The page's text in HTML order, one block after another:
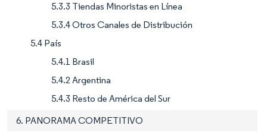
5.3.3 Tiendas Minoristas en Línea
5.3.4 Otros Canales de Distribución
5.4 País
5.4.1 Brasil
5.4.2 Argentina
5.4.3 Resto de América del Sur
6. PANORAMA COMPETITIVO